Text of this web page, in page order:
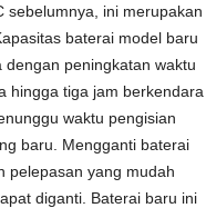
sebelumnya, ini merupakan
baterai model baru
peningkatan waktu
hingga tiga jam berkendara
waktu pengisian
baru. Mengganti baterai
pelepasan yang mudah
diganti. Baterai baru ini